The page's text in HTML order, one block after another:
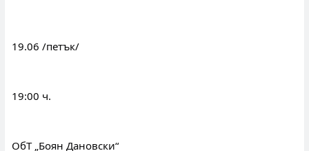
19.06 /петък/
19:00 ч.
ОбТ „Боян Дановски“